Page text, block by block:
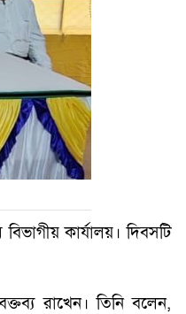
কার্যালয়। দিবসটি
রাখেন। তিনি বলেন,